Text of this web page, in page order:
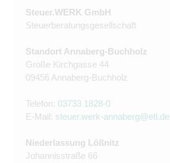
Steuer.WERK GmbH
Steuerberatungsgesellschaft
Standort Annaberg-Buchholz
Große Kirchgasse 44
09456 Annaberg-Buchholz
Telefon: 03733 1828-0
E-Mail: steuer.werk-annaberg@etl.de
Niederlassung Lößnitz
Johannisstraße 66